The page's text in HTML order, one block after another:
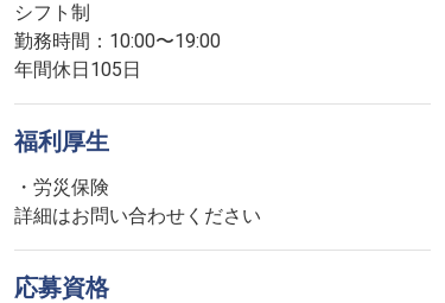
シフト制
勤務時間：10:00〜19:00
年間休日105日
福利厚生
・労災保険
詳細はお問い合わせください
応募資格